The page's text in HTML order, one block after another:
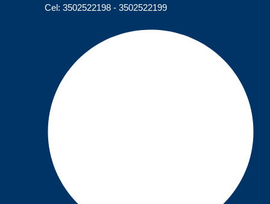
Cel: 3502522198 - 3502522199